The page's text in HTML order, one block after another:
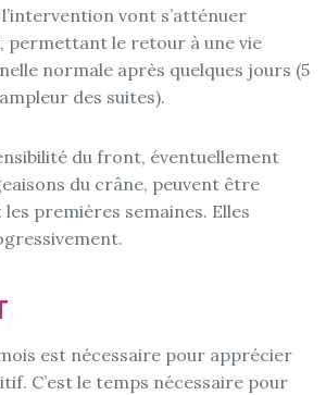
vont s’atténuer
permettant le retour à une vie
normale après quelques jours (5
des suites).
du front, éventuellement
du crâne, peuvent être
premières semaines. Elles
est nécessaire pour apprécier
C’est le temps nécessaire pour